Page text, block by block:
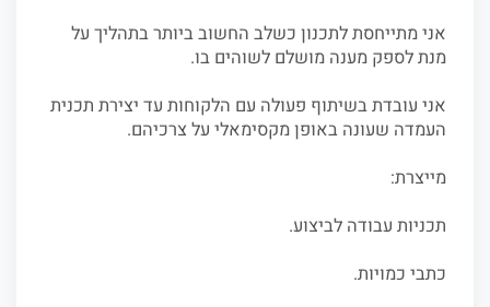
אני מתייחסת לתכנון כשלב החשוב ביותר בתהליך על
מנת לספק מענה מושלם לשוהים בו.
אני עובדת בשיתוף פעולה עם הלקוחות עד יצירת תכנית
העמדה שעונה באופן מקסימאלי על צרכיהם.
מייצרת:
תכניות עבודה לביצוע.
כתבי כמויות.